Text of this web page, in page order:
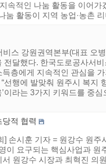
속적인 나눔 활동을 이어가
눔 활동이 지역 농업·농촌
스 강원권역본부(대표 오
달했다. 한국도로공사서
층에게 지속적인 관심을
행에 발맞춰 원주시 복지
라는 3가지 키워드를 중
적 협력
손시훈 기자 = 원강수 원주
이 요구되는 핵심사업과 원
원강수 시장과 최혁진 의